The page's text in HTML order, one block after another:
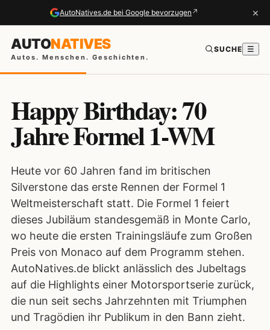
AutoNatives.de bei Google bevorzugen ↗ ×
AUTONATIVES
Autos. Menschen. Geschichten.
SUCHE ☰
Happy Birthday: 70
Jahre Formel 1-WM
Heute vor 60 Jahren fand im britischen
Silverstone das erste Rennen der Formel 1
Weltmeisterschaft statt. Die Formel 1 feiert
dieses Jubiläum standesgemäß in Monte Carlo,
wo heute die ersten Trainingsläufe zum Großen
Preis von Monaco auf dem Programm stehen.
AutoNatives.de blickt anlässlich des Jubeltags
auf die Highlights einer Motorsportserie zurück,
die nun seit sechs Jahrzehnten mit Triumphen
und Tragödien ihr Publikum in den Bann zieht.